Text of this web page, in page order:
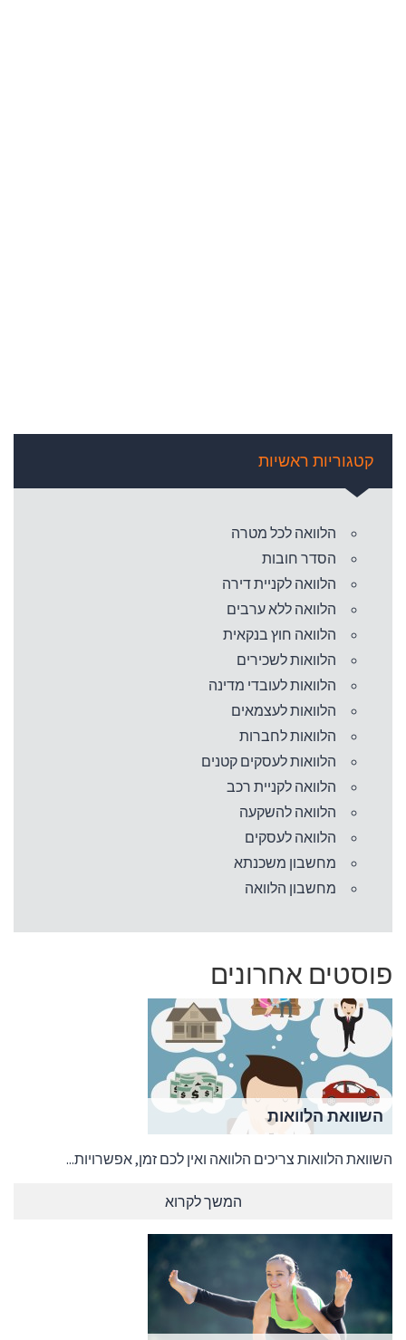
קטגוריות ראשיות
הלוואה לכל מטרה
הסדר חובות
הלוואה לקניית דירה
הלוואה ללא ערבים
הלוואה חוץ בנקאית
הלוואות לשכירים
הלוואות לעובדי מדינה
הלוואות לעצמאים
הלוואות לחברות
הלוואות לעסקים קטנים
הלוואה לקניית רכב
הלוואה להשקעה
הלוואה לעסקים
מחשבון משכנתא
מחשבון הלוואה
פוסטים אחרונים
השוואת הלוואות
השוואת הלוואות צריכים הלוואה ואין לכם זמן, אפשרויות...
המשך לקרוא